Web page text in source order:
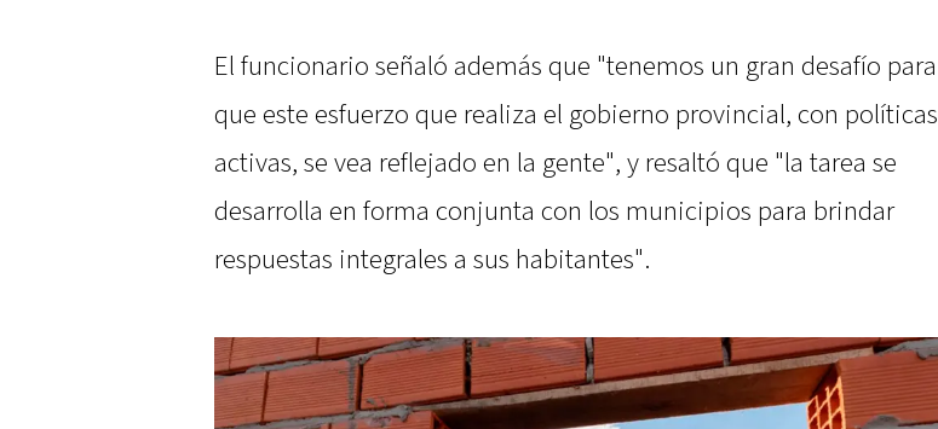
El funcionario señaló además que "tenemos un gran desafío para
que este esfuerzo que realiza el gobierno provincial, con políticas
activas, se vea reflejado en la gente", y resaltó que "la tarea se
desarrolla en forma conjunta con los municipios para brindar
respuestas integrales a sus habitantes".